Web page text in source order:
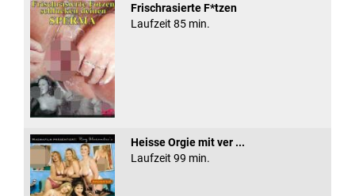
Frischrasierte F*tzen
Laufzeit 85 min.
Heisse Orgie mit ver ...
Laufzeit 99 min.